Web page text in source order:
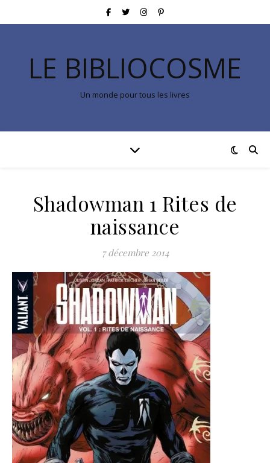
LE BIBLIOCOSME
Un monde pour tous les livres
Shadowman 1 Rites de
naissance
7 décembre 2014